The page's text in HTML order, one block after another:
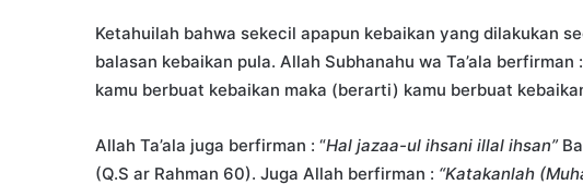
Ketahuilah bahwa sekecil apapun kebaikan yang dilakukan
balasan kebaikan pula. Allah Subhanahu wa Ta’ala berfirman :
kamu berbuat kebaikan maka (berarti) kamu berbuat
Allah Ta’ala juga berfirman : “Hal jazaa-ul ihsani illal ihsan”
(Q.S ar Rahman 60). Juga Allah berfirman : “Katakanlah